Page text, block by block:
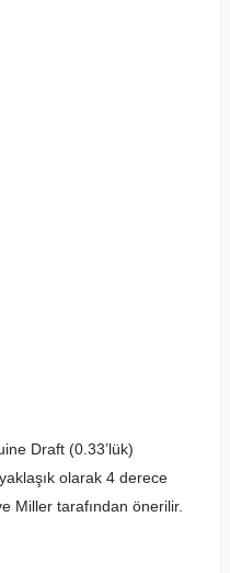
Draft (0.33’lük)
olarak 4 derece
Miller tarafından önerilir.